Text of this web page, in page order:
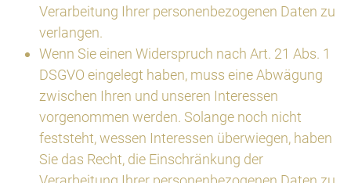
Verarbeitung Ihrer personenbezogenen Daten zu
verlangen.
Wenn Sie einen Widerspruch nach Art. 21 Abs. 1
DSGVO eingelegt haben, muss eine Abwägung
zwischen Ihren und unseren Interessen
vorgenommen werden. Solange noch nicht
feststeht, wessen Interessen überwiegen, haben
Sie das Recht, die Einschränkung der